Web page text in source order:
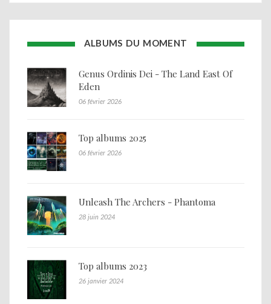
ALBUMS DU MOMENT
Genus Ordinis Dei - The Land East Of
Eden
06 février 2026
Top albums 2025
06 février 2026
Unleash The Archers - Phantoma
28 juin 2024
Top albums 2023
26 janvier 2024